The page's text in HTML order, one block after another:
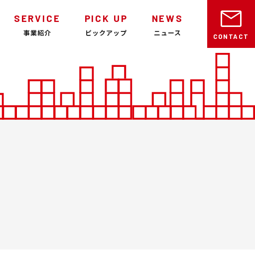
SERVICE
事業紹介
PICK UP
ピックアップ
NEWS
ニュース mail
CONTACT